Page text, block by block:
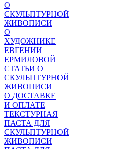
О
СКУЛЬПТУРНОЙ
ЖИВОПИСИ
О
ХУДОЖНИКЕ
ЕВГЕНИИ
ЕРМИЛОВОЙ
СТАТЬИ О
СКУЛЬПТУРНОЙ
ЖИВОПИСИ
О ДОСТАВКЕ
И ОПЛАТЕ
ТЕКСТУРНАЯ
ПАСТА ДЛЯ
СКУЛЬПТУРНОЙ
ЖИВОПИСИ